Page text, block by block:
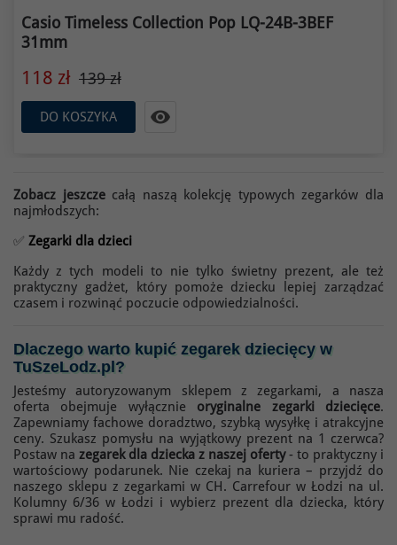
Casio Timeless Collection Pop LQ-24B-3BEF
31mm
118 zł 139 zł
DO KOSZYKA 
Zobacz jeszczecałą naszą kolekcję typowych zegarków dla
najmłodszych:
✅ Zegarki dla dzieci
Każdy z tych modeli to nie tylko świetny prezent, ale też
praktyczny gadżet, który pomoże dziecku lepiej zarządzać
czasem i rozwinąć poczucie odpowiedzialności.
Dlaczego warto kupić zegarek dziecięcy w
TuSzeLodz.pl?
Jesteśmy autoryzowanym sklepem z zegarkami, a nasza
oferta obejmuje wyłącznie oryginalne zegarki dziecięce.
Zapewniamy fachowe doradztwo, szybką wysyłkę i atrakcyjne
ceny. Szukasz pomysłu na wyjątkowy prezent na 1 czerwca?
Postaw na zegarek dla dziecka z naszej oferty- to praktyczny i
wartościowy podarunek. Nie czekaj na kuriera – przyjdź do
naszego sklepu z zegarkami w CH. Carrefour w Łodzi na ul.
Kolumny 6/36 w Łodzi i wybierz prezent dla dziecka, który
sprawi mu radość.